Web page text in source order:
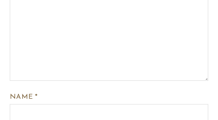
NAME *